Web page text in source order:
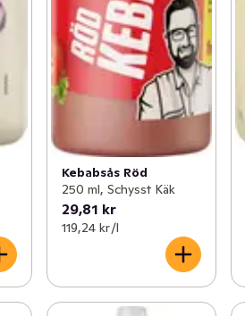
Kebabsås Röd
250 ml, Schysst Käk
29,81 kr
119,24 kr /l